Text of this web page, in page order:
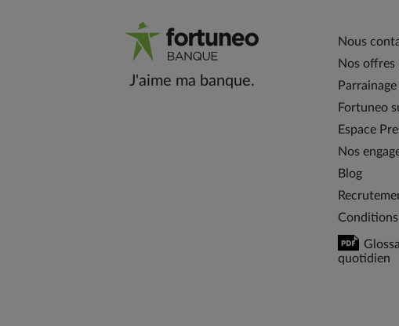
J'aime ma banque.
Nous
Nos
Parrainage
Fortuneo
Espace
Nos
Blog
quotidien